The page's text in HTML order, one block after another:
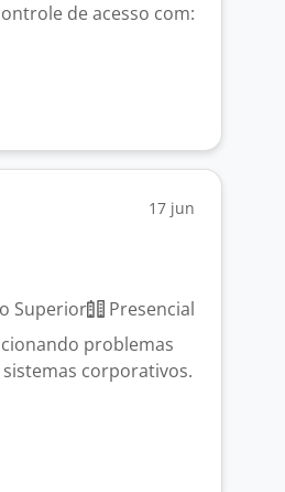
de acesso com:
17 jun
Superior
Presencial
problemas
corporativos.